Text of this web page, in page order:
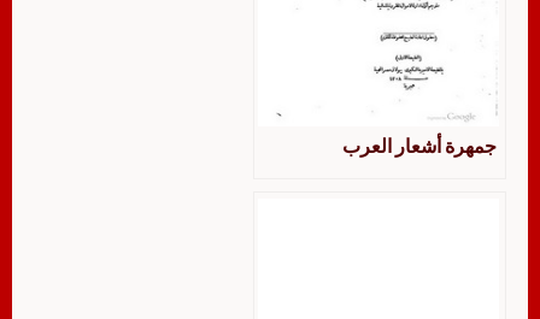
جمهرة أشعار العرب